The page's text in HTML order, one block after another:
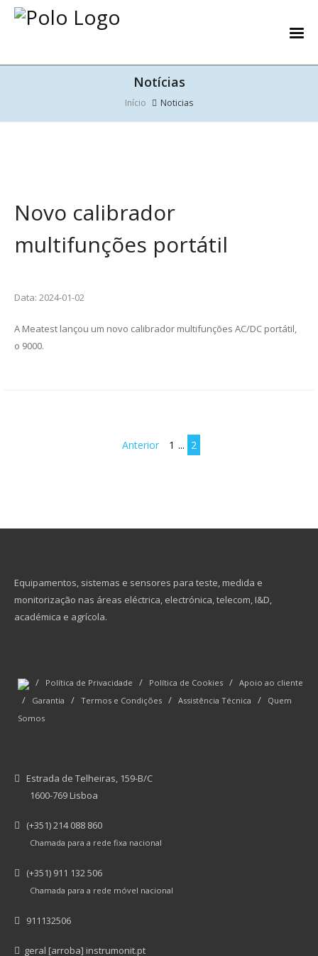
Notícias
Início Noticias
Novo calibrador
multifunções portátil
Data: 2024-01-02
A Meatest lançou um novo calibrador multifunções AC/DC portátil,
o 9000.
Anterior 1 ... 2
Equipamentos, sistemas e sensores para teste, medida e
monitorização nas áreas eléctrica, electrónica, telecom, I&D,
académica e agrícola.
/ Política de Privacidade / Política de Cookies / Apoio ao cliente
/ Garantia / Termos e Condições / Assistência Técnica /
Quem
Somos
Estrada de Telheiras, 159-B/C
1600-769 Lisboa
(+351) 214 088 860
Chamada para a rede fixa nacional
(+351) 911 132 506
Chamada para a rede móvel nacional
911132506
geral [arroba] instrumonit.pt